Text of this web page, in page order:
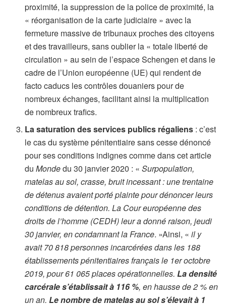
proximité, la suppression de la police de proximité, la
« réorganisation de la carte judiciaire » avec la
fermeture massive de tribunaux proches des citoyens
et des travailleurs, sans oublier la « totale liberté de
circulation » au sein de l’espace Schengen et dans le
cadre de l’Union européenne (UE) qui rendent de
facto caducs les contrôles douaniers pour de
nombreux échanges, facilitant ainsi la multiplication
de nombreux trafics.
La saturation des services publics régaliens : c’est
le cas du système pénitentiaire sans cesse dénoncé
pour ses conditions indignes comme dans cet article
duMondedu 30 janvier 2020 : «Surpopulation,
matelas au sol, crasse, bruit incessant : une trentaine
de détenus avaient porté plainte pour dénoncer leurs
conditions de détention. La Cour européenne des
droits de l’homme (CEDH) leur a donné raison, jeudi
30 janvier, en condamnant la France. »Ainsi, «il y
avait 70 818 personnes incarcérées dans les 188
établissements pénitentiaires français le 1er octobre
2019, pour 61 065 places opérationnelles.La densité
carcérale s’établissait à 116 %, en hausse de 2 % en
un an.Le nombre de matelas au sol s’élevait à 1